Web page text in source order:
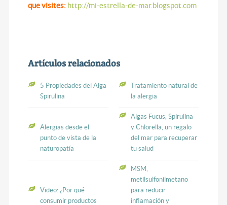
que visites: http://mi-estrella-de-mar.blogspot.com
Artículos relacionados
5 Propiedades del Alga
Spirulina
Tratamiento natural de
la alergia
Alergias desde el
punto de vista de la
naturopatía
Algas Fucus, Spirulina
y Chlorella, un regalo
del mar para recuperar
tu salud
Video: ¿Por qué
consumir productos
MSM,
metilsulfonilmetano
para reducir
inflamación y